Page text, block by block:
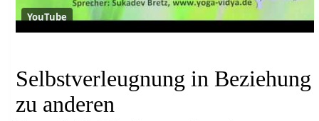
YouTube
Selbstverleugnung in Beziehung
zu anderen